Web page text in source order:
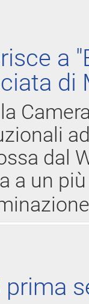
a
di
dal
a un